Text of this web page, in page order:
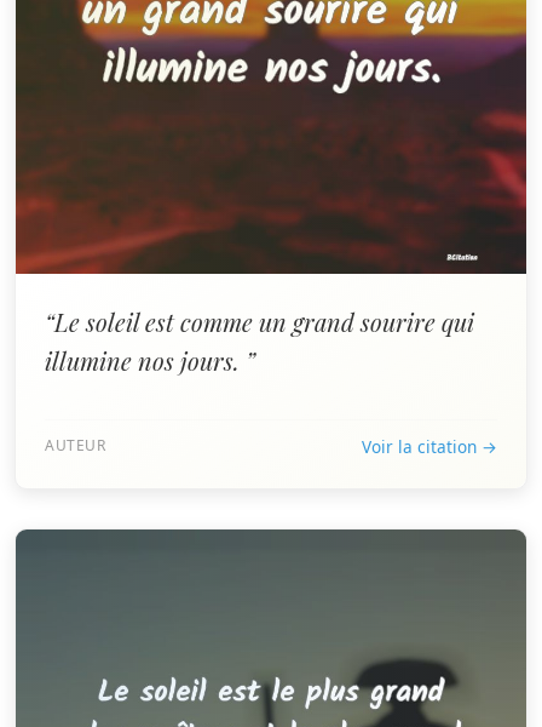
“Le soleil est comme un grand sourire qui
illumine nos jours. ”
AUTEUR Voir la citation →